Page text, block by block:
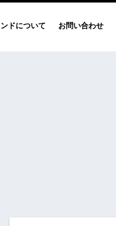
ドについて お問い合わせ